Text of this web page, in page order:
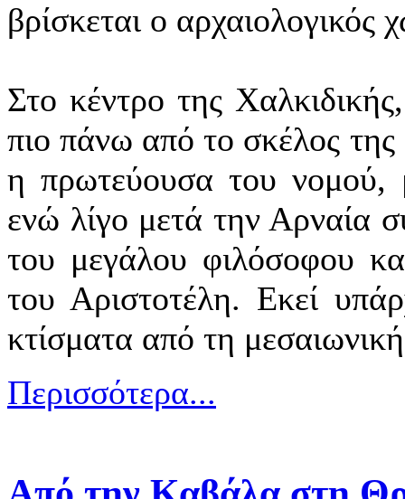
βρίσκεται ο
Στο κέντρο της
πιο πάνω από το σκέλος
η πρωτεύουσα του νομού,
ενώ λίγο μετά την Αρναία
του μεγάλου φιλόσοφου
του Αριστοτέλη. Εκεί
κτίσματα από τη
Περισσότερα...